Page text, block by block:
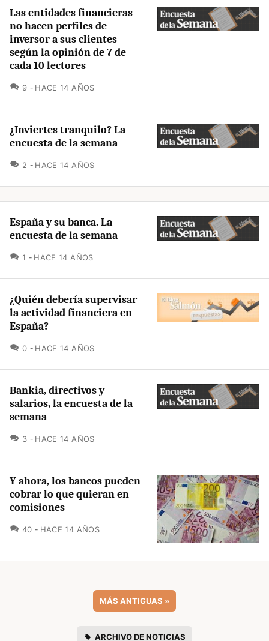
Las entidades financieras
no hacen perfiles de
inversor a sus clientes
según la opinión de 7 de
cada 10 lectores
9 COMENTARIOS
HACE 14 AÑOS
¿Inviertes tranquilo? La
encuesta de la semana
2 COMENTARIOS
HACE 14 AÑOS
España y su banca. La
encuesta de la semana
1 COMENTARIOS
HACE 14 AÑOS
¿Quién debería supervisar
la actividad financiera en
España?
0 COMENTARIOS
HACE 14 AÑOS
Bankia, directivos y
salarios, la encuesta de la
semana
3 COMENTARIOS
HACE 14 AÑOS
Y ahora, los bancos pueden
cobrar lo que quieran en
comisiones
40 COMENTARIOS
HACE 14 AÑOS
MÁS ANTIGUAS »
ARCHIVO DE NOTICIAS